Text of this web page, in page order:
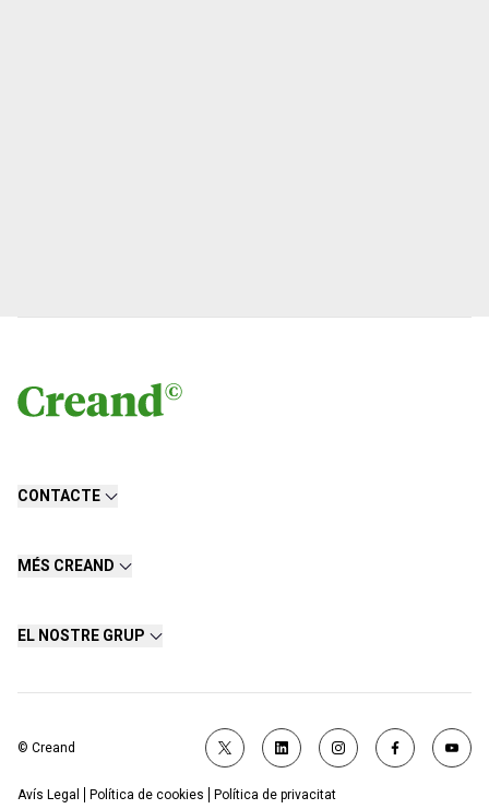
CONTACTE
MÉS CREAND
EL NOSTRE GRUP
© Creand
Avís Legal Política de cookies Política de privacitat